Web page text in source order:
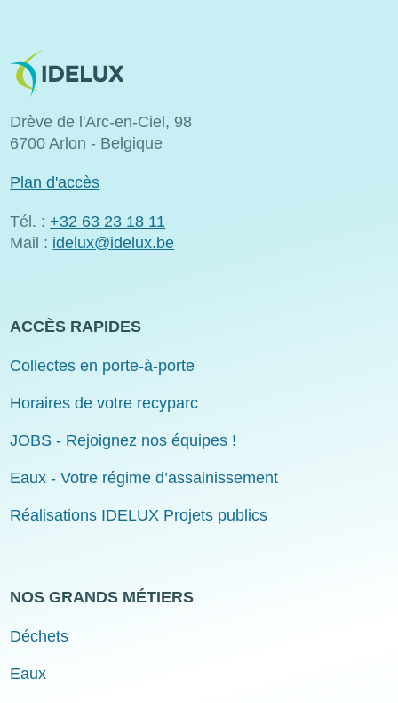
Image
Drève de l'Arc-en-Ciel, 98
6700 Arlon - Belgique
Plan d'accès
Tél. : +32 63 23 18 11
Mail : idelux@idelux.be
ACCÈS RAPIDES
Collectes en porte-à-porte
Horaires de votre recyparc
JOBS - Rejoignez nos équipes !
Eaux - Votre régime d’assainissement
Réalisations IDELUX Projets publics
NOS GRANDS MÉTIERS
Déchets
Eaux